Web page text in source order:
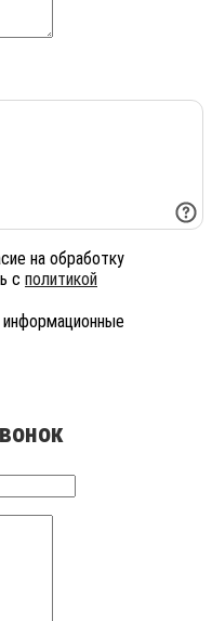
на обработку
с политикой
информационные